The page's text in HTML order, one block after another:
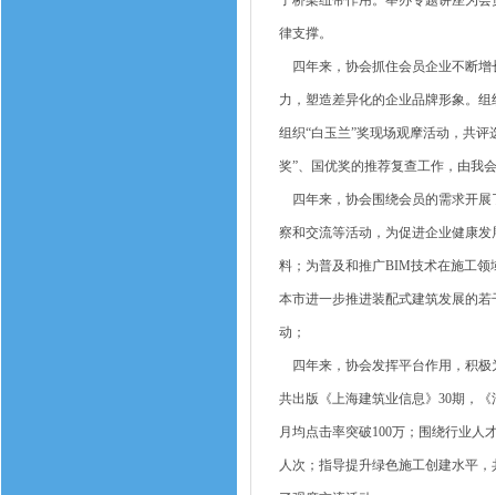
律支撑。
四年来，协会抓住会员企业不断增
力，塑造差异化的企业品牌形象。
组织“白玉兰”奖现场观摩活动，共
奖”、国优奖的推荐复查工作，由我
四年来，协会围绕会员的需求开展
察和交流等活动，为促进企业健康
料；为普及和推广BIM技术在施工
本市进一步推进装配式建筑发展的
动；
四年来，协会发挥平台作用，积极
共出版《上海建筑业信息》30期，
月均点击率突破100万；围绕行业人
人次；指导提升绿色施工创建水平